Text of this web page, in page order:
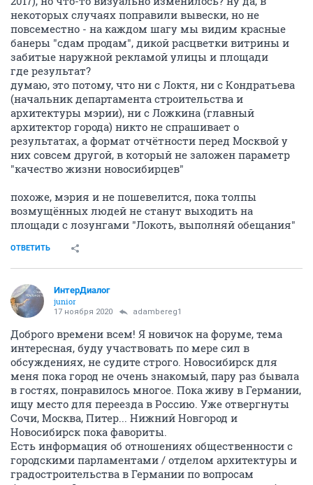
некоторых случаях поправили вывески, но не
повсеместно - на каждом шагу мы видим красные
банеры "сдам продам", дикой расцветки витрины и
забитые наружной рекламой улицы и площади
где результат?
думаю, это потому, что ни с Локтя, ни с Кондратьева
(начальник департамента строительства и
архитектуры мэрии), ни с Ложкина (главный
архитектор города) никто не спрашивает о
результатах, а формат отчётности перед Москвой у
них совсем другой, в который не заложен параметр
"качество жизни новосибирцев"
похоже, мэрия и не пошевелится, пока толпы
возмущённых людей не станут выходить на
площади с лозунгами "Локоть, выполняй обещания"
ОТВЕТИТЬ
ИнтерДиалог
junior
17 ноября 2020 adambereg1
Доброго времени всем! Я новичок на форуме, тема
интересная, буду участвовать по мере сил в
обсуждениях, не судите строго. Новосибирск для
меня пока город не очень знакомый, пару раз бывала
в гостях, понравилось многое. Пока живу в Германии,
ищу место для переезда в Россию. Уже отвергнуты
Сочи, Москва, Питер... Нижний Новгород и
Новосибирск пока фавориты.
Есть информация об отношениях общественности с
городскими парламентами / отделом архитектуры и
градостроительства в Германии по вопросам